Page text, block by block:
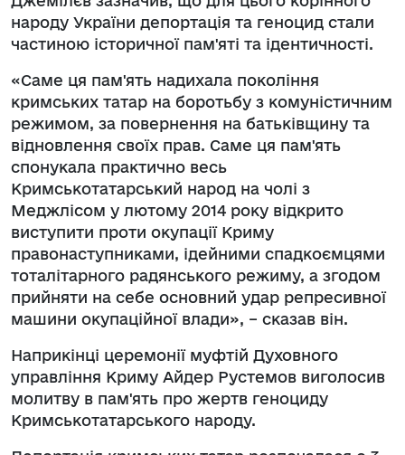
народу України депортація та геноцид стали
частиною історичної пам'яті та ідентичності.
«Саме ця пам'ять надихала покоління
кримських татар на боротьбу з комуністичним
режимом, за повернення на батьківщину та
відновлення своїх прав. Саме ця пам'ять
спонукала практично весь
Кримськотатарський народ на чолі з
Меджлісом у лютому 2014 року відкрито
виступити проти окупації Криму
правонаступниками, ідейними спадкоємцями
тоталітарного радянського режиму, а згодом
прийняти на себе основний удар репресивної
машини окупаційної влади», – сказав він.
Наприкінці церемонії муфтій Духовного
управління Криму Айдер Рустемов виголосив
молитву в пам'ять про жертв геноциду
Кримськотатарського народу.